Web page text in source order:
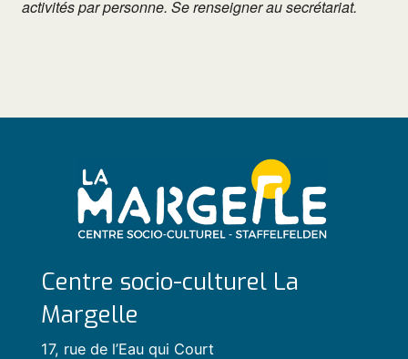
activités par personne. Se renseigner au secrétariat.
Centre socio-culturel La
Margelle
17, rue de l’Eau qui Court